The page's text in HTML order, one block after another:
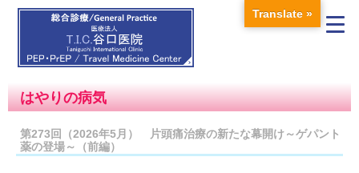
はやりの病気
第273回（2026年5月） 片頭痛治療の新たな幕開け～ゲパント
薬の登場～（前編）
Translate »